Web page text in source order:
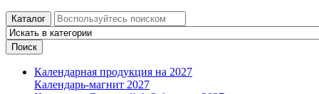
Каталог
Поиск
Календарная продукция на 2027
Календарь-магнит 2027